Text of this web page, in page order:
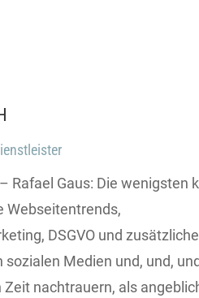
Rafael Gaus: Die wenigsten
Webseitentrends,
DSGVO und
Medien und, und,
nachtrauern, als